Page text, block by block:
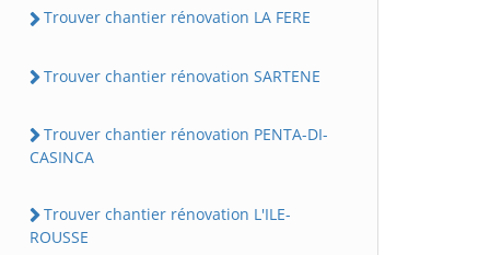
Trouver chantier rénovation LA FERE
Trouver chantier rénovation SARTENE
Trouver chantier rénovation PENTA-DI-
CASINCA
Trouver chantier rénovation L'ILE-
ROUSSE